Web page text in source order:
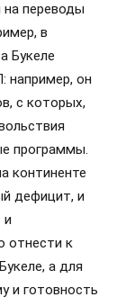
на переводы
в
Букеле
например, он
с которых,
программы.
континенте
дефицит, и
и
отнести к
а для
и готовность